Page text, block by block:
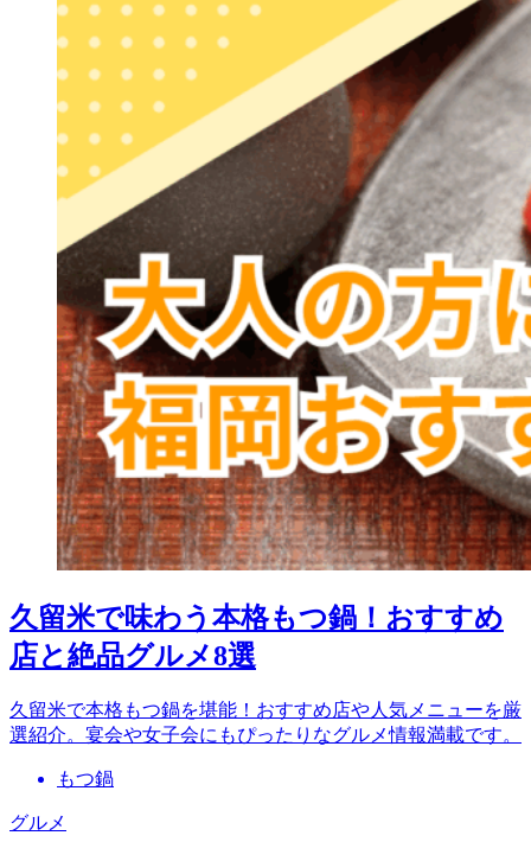
久留米で味わう本格もつ鍋！おすすめ
店と絶品グルメ8選
久留米で本格もつ鍋を堪能！おすすめ店や人気メニューを厳
選紹介。宴会や女子会にもぴったりなグルメ情報満載です。
もつ鍋
グルメ